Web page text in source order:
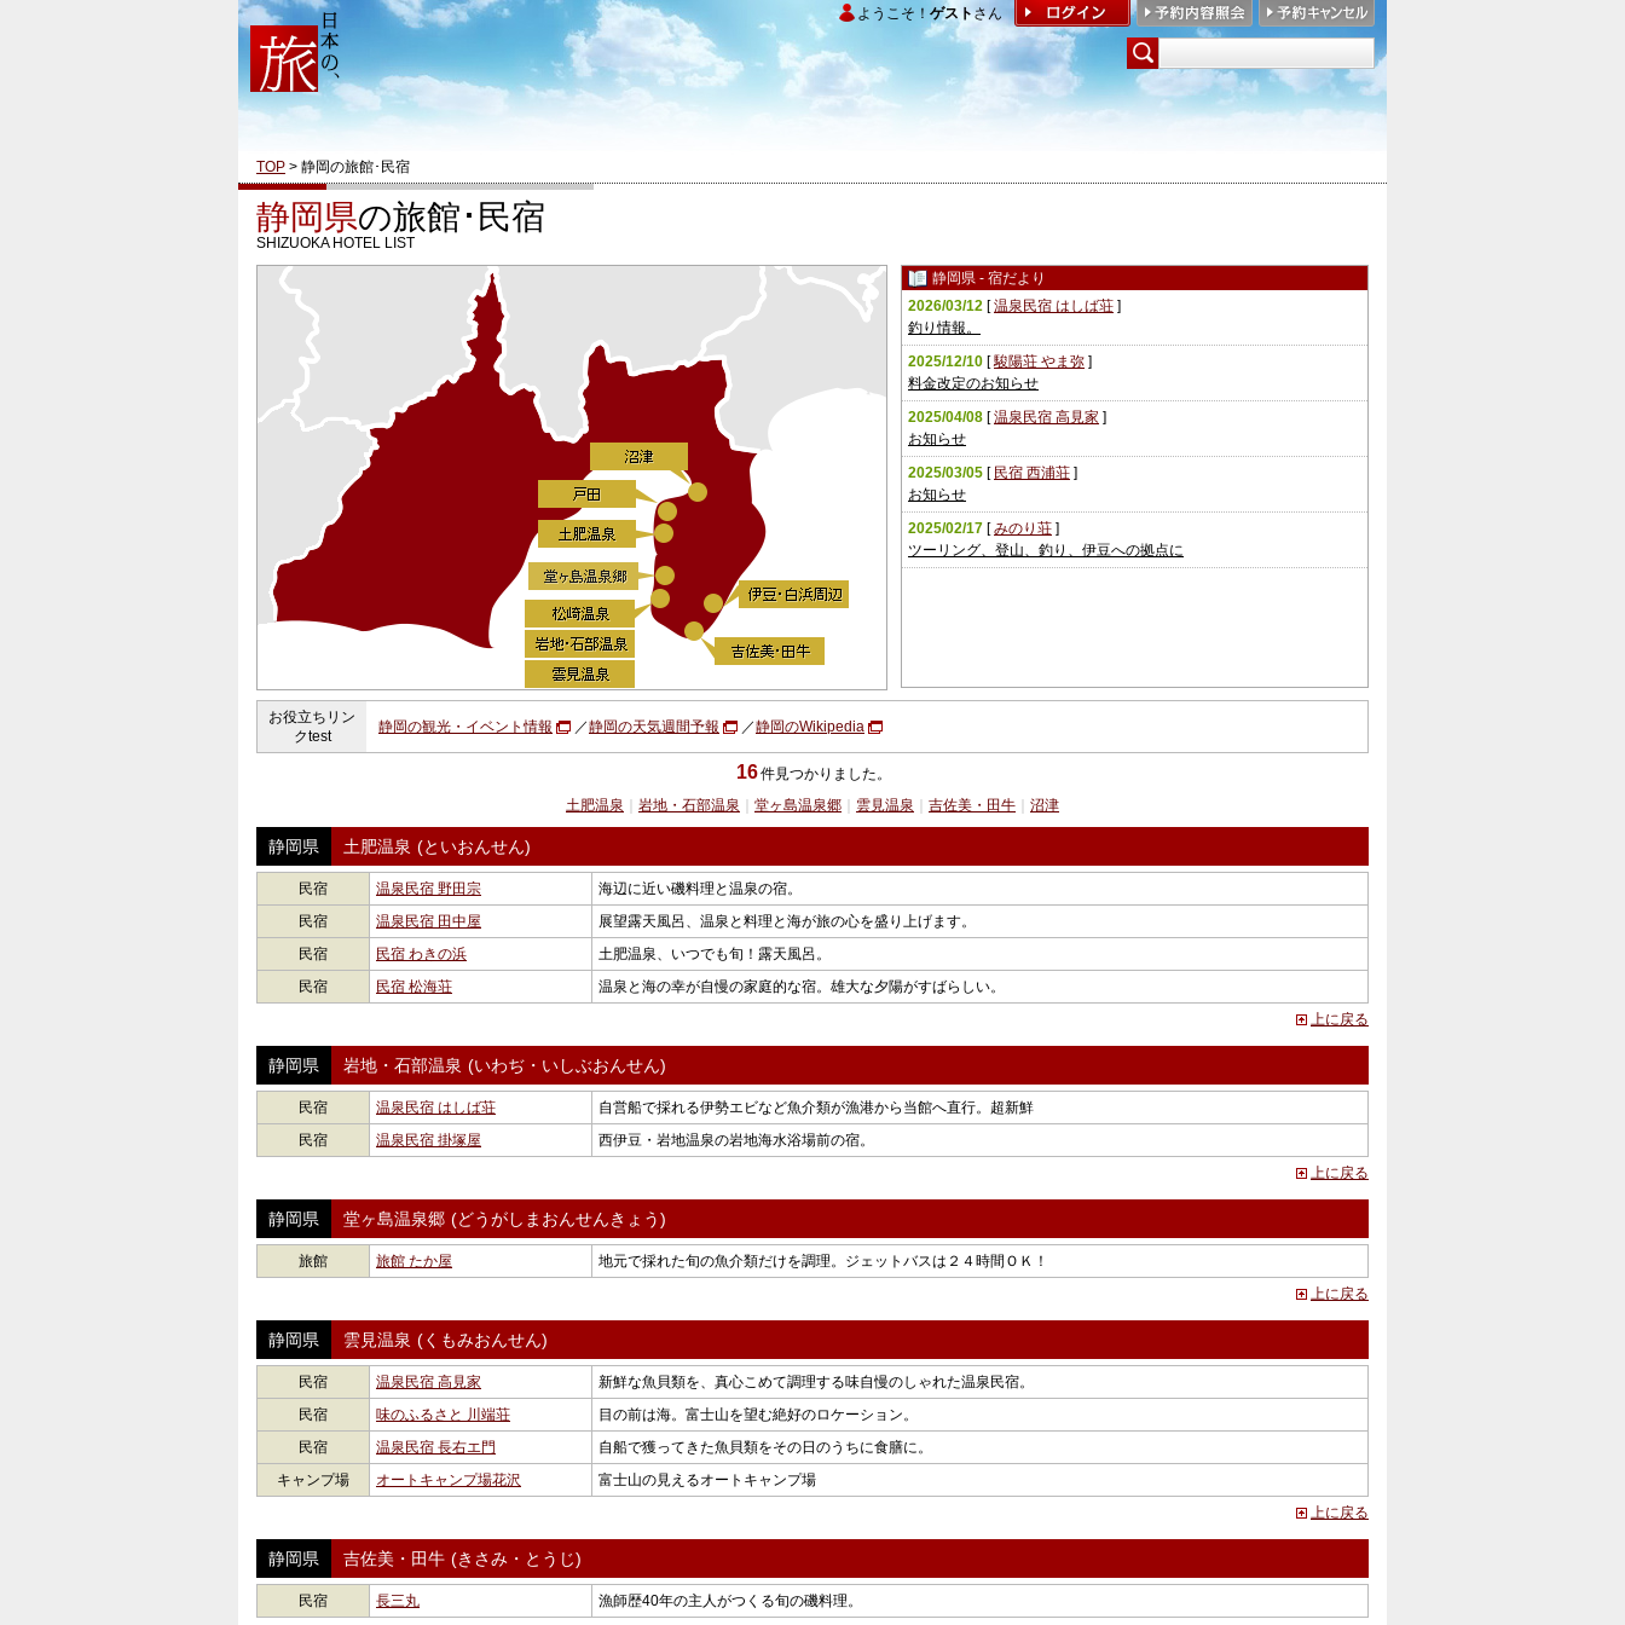
ようこそ！ ゲストさん
TOP > 静岡の旅館･民宿
静岡県の旅館･民宿
SHIZUOKA HOTEL LIST
静岡県 - 宿だより
2026/03/12 [温泉民宿 はしば荘 ]
釣り情報。
2025/12/10 [駿陽荘 やま弥 ]
料金改定のお知らせ
2025/04/08 [温泉民宿 高見家 ]
お知らせ
2025/03/05 [ 民宿 西浦荘 ]
お知らせ
2025/02/17 [みのり荘 ]
ツーリング、登山、釣り、伊豆への拠点に
お役立ちリン
クtest
静岡の観光・イベント情報 ／静岡の天気週間予報 ／静岡のWikipedia
16件見つかりました。
土肥温泉
岩地・石部温泉 堂ヶ島温泉郷 雲見温泉 吉佐美・田牛 沼津
静岡県 土肥温泉 (といおんせん)
民宿 温泉民宿 野田宗
海辺に近い磯料理と温泉の宿。
民宿
温泉民宿 田中屋
展望露天風呂、温泉と料理と海が旅の心を盛り上げます。
民宿
民宿 わきの浜
土肥温泉、いつでも旬！露天風呂。
民宿
民宿 松海荘
温泉と海の幸が自慢の家庭的な宿。雄大な夕陽がすばらしい。
上に戻る
静岡県 岩地・石部温泉 (いわぢ・いしぶおんせん)
民宿 温泉民宿 はしば荘
自営船で採れる伊勢エビなど魚介類が漁港から当館へ直行。超新鮮
民宿
温泉民宿 掛塚屋
西伊豆・岩地温泉の岩地海水浴場前の宿。
上に戻る
静岡県 堂ヶ島温泉郷 (どうがしまおんせんきょう)
旅館 旅館 たか屋
地元で採れた旬の魚介類だけを調理。ジェットバスは２４時間ＯＫ！
上に戻る
静岡県 雲見温泉 (くもみおんせん)
民宿 温泉民宿 高見家
新鮮な魚貝類を、真心こめて調理する味自慢のしゃれた温泉民宿。
民宿
味のふるさと 川端荘
目の前は海。富士山を望む絶好のロケーション。
民宿
温泉民宿 長右エ門
自船で獲ってきた魚貝類をその日のうちに食膳に。
キャンプ場
オートキャンプ場花沢
富士山の見えるオートキャンプ場
上に戻る
静岡県 吉佐美・田牛 (きさみ・とうじ)
民宿 長三丸 漁師歴40年の主人がつくる旬の磯料理。